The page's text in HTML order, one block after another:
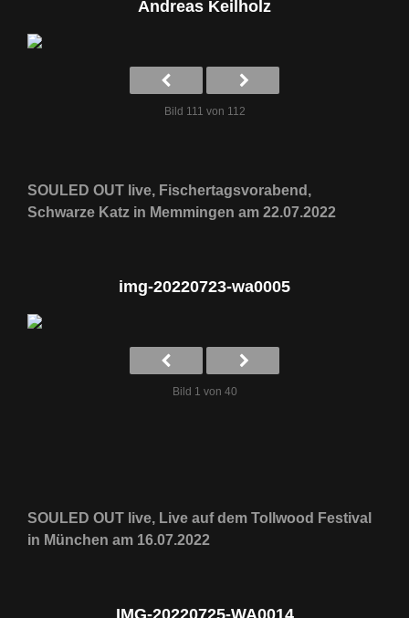
Andreas Keilholz
Bild 111 von 112
SOULED OUT live, Fischertagsvorabend,
Schwarze Katz in Memmingen am 22.07.2022
img-20220723-wa0005
Bild 1 von 40
SOULED OUT live, Live auf dem Tollwood Festival
in München am 16.07.2022
IMG-20220725-WA0014